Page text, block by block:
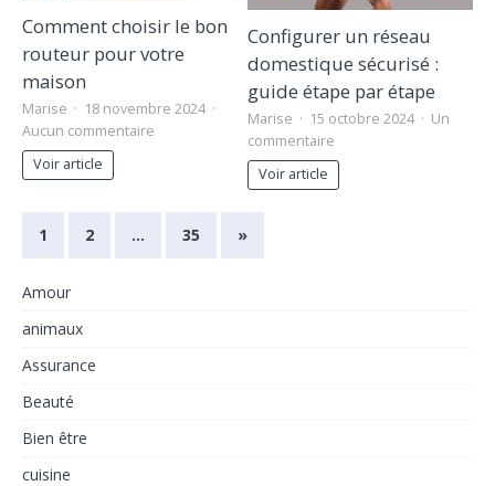
Comment choisir le bon
routeur pour votre
maison
Marise
18 novembre 2024
Aucun commentaire
Voir article
Configurer un réseau
domestique sécurisé :
guide étape par étape
Marise 15 octobre 2024
Un
commentaire
Voir article
1 2 … 35 »
Amour
animaux
Assurance
Beauté
Bien être
cuisine